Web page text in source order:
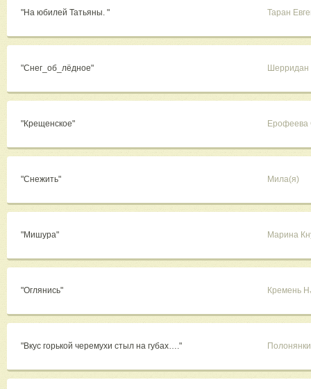
"На юбилей Татьяны. " Таран
"Снег_об_лёдное" Шерридан
"Крещенское" Ерофеева
"Снежить" Мила(я)
"Мишура" Марина
"Оглянись" Кремень
"Вкус горькой черемухи стыл на губах…."